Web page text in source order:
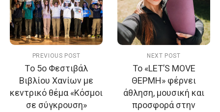
PREVIOUS POST
Τo 5ο Φεστιβάλ
Βιβλίου Χανίων με
κεντρικό θέμα «Κόσμοι
σε σύγκρουση»
NEXT POST
Το «LET’S MOVE
ΘΕΡΜΗ» φέρνει
άθληση, μουσική και
προσφορά στην